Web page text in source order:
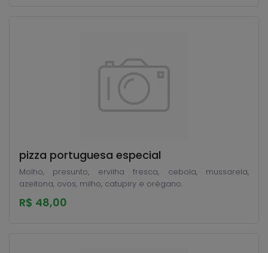
pizza portuguesa especial
Molho, presunto, ervilha fresca, cebola, mussarela,
azeitona, ovos, milho, catupiry e orégano.
R$ 48,00